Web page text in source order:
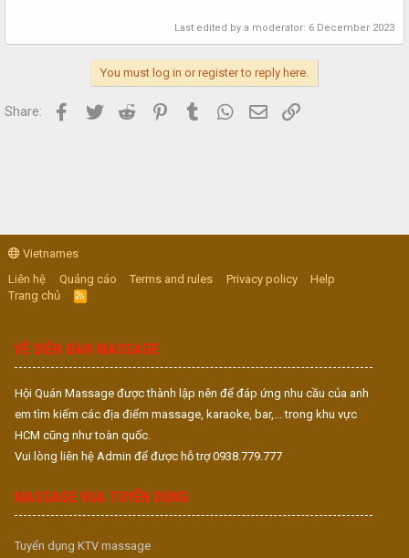
Last edited by a moderator: 6 December 2023
You must log in or register to reply here.
Share: Facebook
Twitter Reddit PinterestTumblr WhatsApp
Email
Vietnames
Liên hệ
Quảng cáo Terms and rules Privacy policy
Help
Trang chủ
R
S
VỀ DIỄN ĐÀN MASSAGE
Hội Quán Massage được thành lập nên để đáp ứng nhu cầu của anh
em tìm kiếm các địa điểm massage, karaoke, bar,... trong khu vực
HCM cũng như toàn quốc.
Vui lòng liên hệ Admin để được hỗ trợ 0938.779.777
MASSAGE VUA TUYỂN DỤNG
Tuyển dụng KTV massage